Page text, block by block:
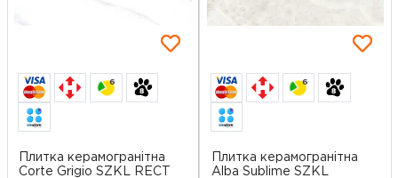
6
Плитка керамогранітна
Corte Grigio SZKL RECT
6
Плитка керамогранітна
Alba Sublime SZKL